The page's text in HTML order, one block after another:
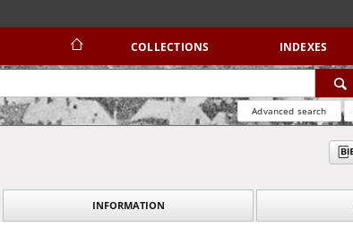
COLLECTIONS INDEXES
Advanced search
INFORMATION